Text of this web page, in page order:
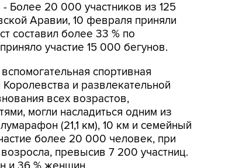
- Более 20 000 участников из 125
Аравии, 10 февраля приняли
составил более 33 % по
участие 15 000 бегунов.
спортивная
и развлекательной
всех возрастов,
могли насладиться одним из
(21,1 км), 10 км и семейный
более 20 000 человек, при
превысив 7 200 участниц.